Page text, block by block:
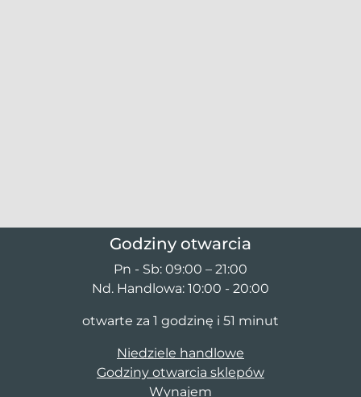
Godziny otwarcia
Pn - Sb: 09:00 – 21:00
Nd. Handlowa: 10:00 - 20:00
otwarte za 1 godzinę i 51 minut
Niedziele handlowe
Godziny otwarcia sklepów
Wynajem